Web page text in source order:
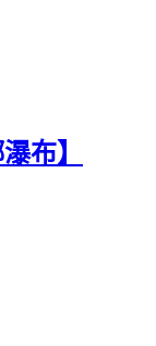
布】